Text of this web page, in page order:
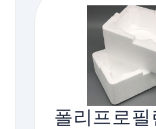
폴리프로필